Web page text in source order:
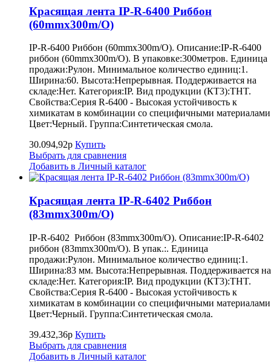
Красящая лента IP-R-6400 Риббон
(60mmx300m/O)
IP-R-6400 Риббон (60mmx300m/O). Описание:IP-R-6400
риббон (60mmx300m/O). В упаковке:300метров. Единица
продажи:Рулон. Минимальное количество единиц:1.
Ширина:60. Высота:Непрерывная. Поддерживается на
складе:Нет. Категория:IP. Вид продукции (КТ3):THT.
Свойства:Серия R-6400 - Высокая устойчивость к
химикатам в комбинации со специфичными
Цвет:Черный. Группа:Синтетическая смола.
30.094,92р Купить
Выбрать для сравнения
Добавить в Личный каталог
Красящая лента IP-R-6402 Риббон
(83mmx300m/O)
IP-R-6402 Риббон (83mmx300m/O). Описание:IP-R-6402
риббон (83mmx300m/O). В упак.:. Единица
продажи:Рулон. Минимальное количество единиц:1.
Ширина:83 мм. Высота:Непрерывная. Поддерживается на
складе:Нет. Категория:IP. Вид продукции (КТ3):THT.
Свойства:Серия R-6400 - Высокая устойчивость к
химикатам в комбинации со специфичными
Цвет:Черный. Группа:Синтетическая смола.
39.432,36р Купить
Выбрать для сравнения
Добавить в Личный каталог